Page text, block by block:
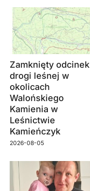
Zamknięty odcinek
drogi leśnej w
okolicach
Walońskiego
Kamienia w
Leśnictwie
Kamieńczyk
2026-08-05